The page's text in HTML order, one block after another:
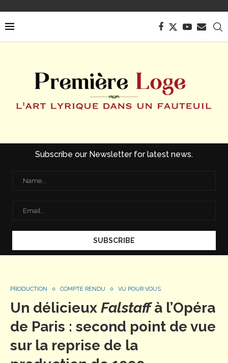
Subscribe our Newsletter for latest news.
PRODUCTION COMPTE RENDU VU POUR VOUS
Un délicieux Falstaffà l’Opéra
de Paris : second point de vue
sur la reprise de la